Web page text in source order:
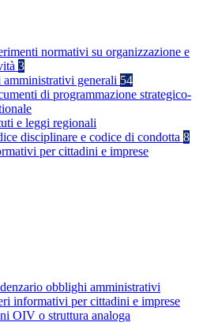
normativi su organizzazione e
3
generali 54
di programmazione strategico-
e leggi regionali
disciplinare e codice di condotta 8
per cittadini e imprese
obblighi amministrativi
informativi per cittadini e imprese
OIV o struttura analoga